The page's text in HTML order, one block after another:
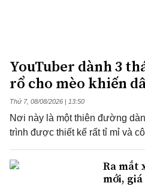
YouTuber dành 3
rổ cho mèo khiến
Thứ 7, 08/08/2026 | 13:50
Nơi này là một thiên đường
trình được thiết kế rất tỉ mỉ và
Ra mắt
mới,